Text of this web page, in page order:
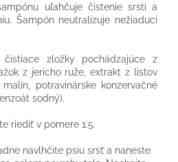
uľahčuje čistenie srsti a
Šampón neutralizuje nežiaduci
zložky pochádzajúce z
z jericho ruže, extrakt z listov
potravinárske konzervačné
sodný).
riediť v pomere 1:5.
navlhčite psiu srsť a naneste